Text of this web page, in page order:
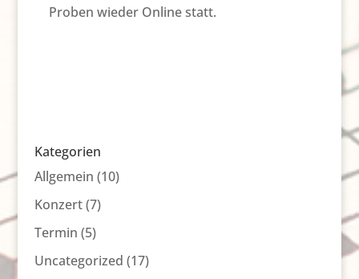
Proben wieder Online statt.
Kategorien
Allgemein (10)
Konzert(7)
Termin (5)
Uncategorized (17)